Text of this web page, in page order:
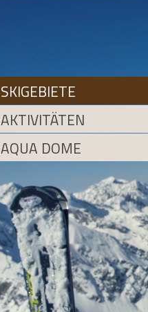
SKIGEBIETE
AKTIVITÄTEN
AQUA DOME